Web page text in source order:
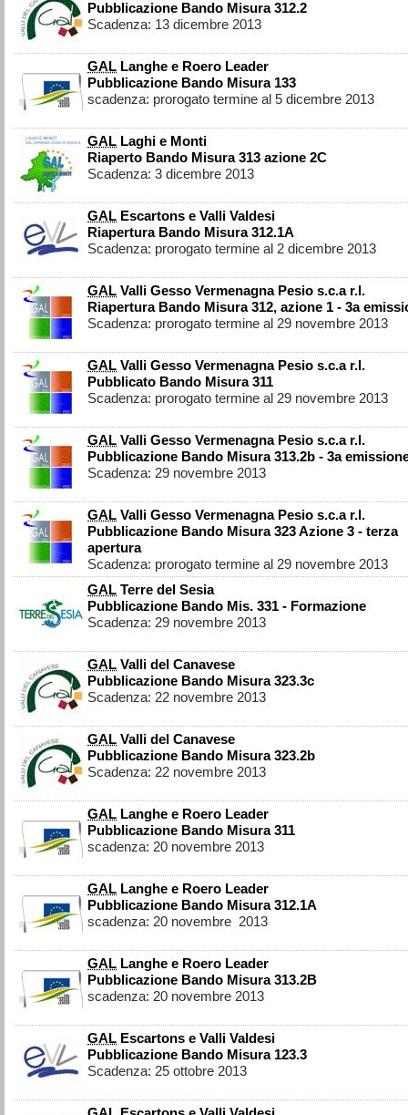
Pubblicazione Bando Misura 312.2
Scadenza: 13 dicembre 2013
GAL Langhe e Roero Leader
Pubblicazione Bando Misura 133
scadenza: prorogato termine al 5 dicembre 2013
GAL Laghi e Monti
Riaperto Bando Misura 313 azione 2C
Scadenza: 3 dicembre 2013
GAL Escartons e Valli Valdesi
Riapertura Bando Misura 312.1A
Scadenza: prorogato termine al 2 dicembre 2013
GAL Valli Gesso Vermenagna Pesio s.c.a r.l.
Riapertura Bando Misura 312, azione 1 - 3a
Scadenza: prorogato termine al 29 novembre 2013
GAL Valli Gesso Vermenagna Pesio s.c.a r.l.
Pubblicato Bando Misura 311
Scadenza: prorogato termine al 29 novembre 2013
GAL Valli Gesso Vermenagna Pesio s.c.a r.l.
Pubblicazione Bando Misura 313.2b - 3a
Scadenza: 29 novembre 2013
GAL Valli Gesso Vermenagna Pesio s.c.a r.l.
Pubblicazione Bando Misura 323 Azione 3 - terza
apertura
Scadenza: prorogato termine al 29 novembre 2013
GAL Terre del Sesia
Pubblicazione Bando Mis. 331 - Formazione
Scadenza: 29 novembre 2013
GAL Valli del Canavese
Pubblicazione Bando Misura 323.3c
Scadenza: 22 novembre 2013
GAL Valli del Canavese
Pubblicazione Bando Misura 323.2b
Scadenza: 22 novembre 2013
GAL Langhe e Roero Leader
Pubblicazione Bando Misura 311
scadenza: 20 novembre 2013
GAL Langhe e Roero Leader
Pubblicazione Bando Misura 312.1A
scadenza: 20 novembre 2013
GAL Langhe e Roero Leader
Pubblicazione Bando Misura 313.2B
scadenza: 20 novembre 2013
GAL Escartons e Valli Valdesi
Pubblicazione Bando Misura 123.3
Scadenza: 25 ottobre 2013